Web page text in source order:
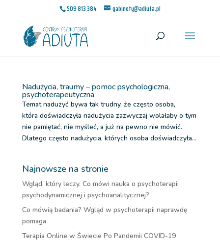
509 813 384 gabinety@adiuta.pl
Nadużycia, traumy – pomoc psychologiczna,
psychoterapeutyczna
Temat nadużyć bywa tak trudny, że często osoba,
która doświadczyła nadużycia zazwyczaj wolałaby o tym
nie pamiętać, nie myśleć, a już na pewno nie mówić.
Dlatego często nadużycia, których osoba doświadczyła...
Najnowsze na stronie
Wgląd, który leczy. Co mówi nauka o psychoterapii
psychodynamicznej i psychoanalitycznej?
Co mówią badania? Wgląd w psychoterapii naprawdę
pomaga
Terapia Online w Świecie Po Pandemii COVID-19